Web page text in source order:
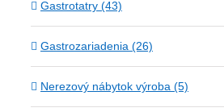
Gastrotatry (43)
Gastrozariadenia (26)
Nerezový nábytok výroba (5)